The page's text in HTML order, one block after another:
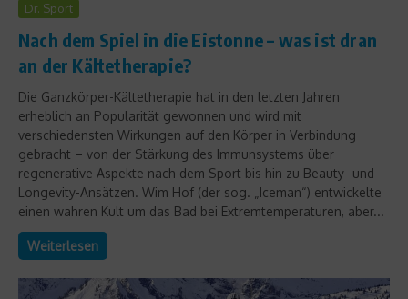
Dr. Sport
Nach dem Spiel in die Eistonne – was ist dran
an der Kältetherapie?
Die Ganzkörper-Kältetherapie hat in den letzten Jahren
erheblich an Popularität gewonnen und wird mit
verschiedensten Wirkungen auf den Körper in Verbindung
gebracht – von der Stärkung des Immunsystems über
regenerative Aspekte nach dem Sport bis hin zu Beauty- und
Longevity-Ansätzen. Wim Hof (der sog. „Iceman“) entwickelte
einen wahren Kult um das Bad bei Extremtemperaturen, aber...
Weiterlesen